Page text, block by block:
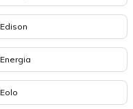
Edison
Energia
Eolo